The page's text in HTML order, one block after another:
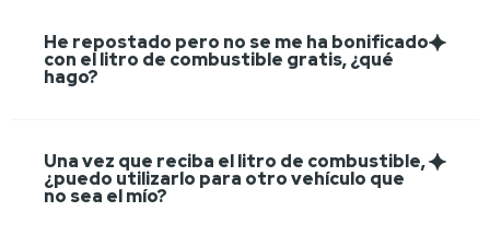
He repostado pero no se me ha bonificado
con el litro de combustible gratis, ¿qué
hago?
Una vez que reciba el litro de combustible,
¿puedo utilizarlo para otro vehículo que
no sea el mío?